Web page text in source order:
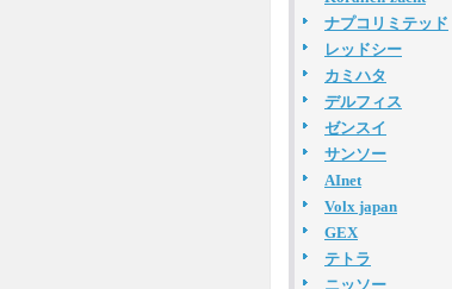
ナプコリミテッド
レッドシー
カミハタ
デルフィス
ゼンスイ
サンソー
AInet
Volx japan
GEX
テトラ
ニッソー